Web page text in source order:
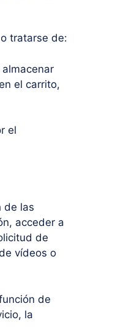
tratarse de:
el carrito,
el
de las
acceder a
de
vídeos o
de
la